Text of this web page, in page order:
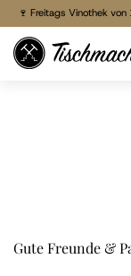
🍷 Freitags
🕶 Weine probieren,
🚚 Bestellen &
🏠 Reservieren &
🕶 Weine probieren, Wein
Direkt
zum
Inhalt
Gute Freunde &